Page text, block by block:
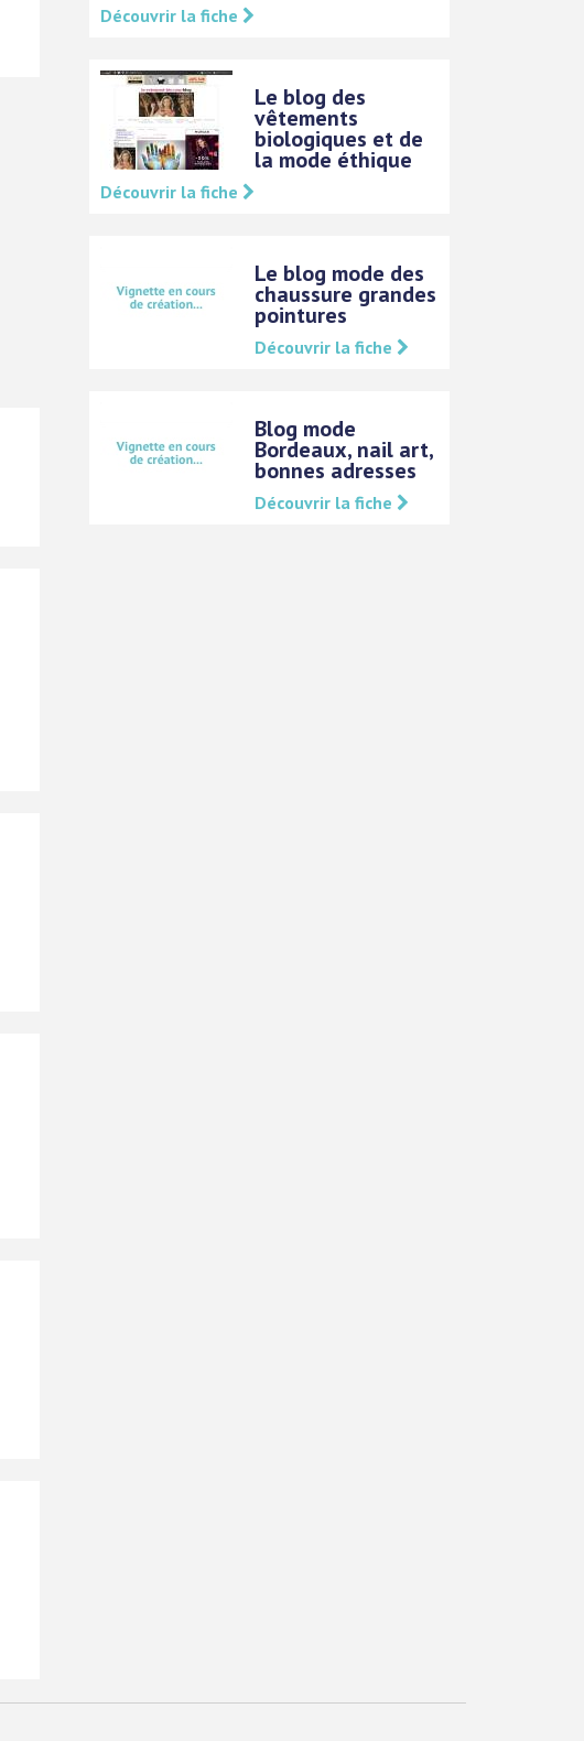
Découvrir la fiche
Le blog des
vêtements
biologiques et de
la mode éthique
Découvrir la fiche
Le blog mode des
chaussure grandes
pointures
Découvrir la fiche
Blog mode
Bordeaux, nail art,
bonnes adresses
Découvrir la fiche